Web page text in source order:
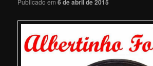
Publicado em6 de abril de 2015